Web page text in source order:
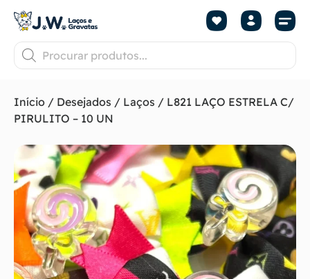
Início / Desejados / Laços / L821 LAÇO ESTRELA C/
PIRULITO – 10 UN